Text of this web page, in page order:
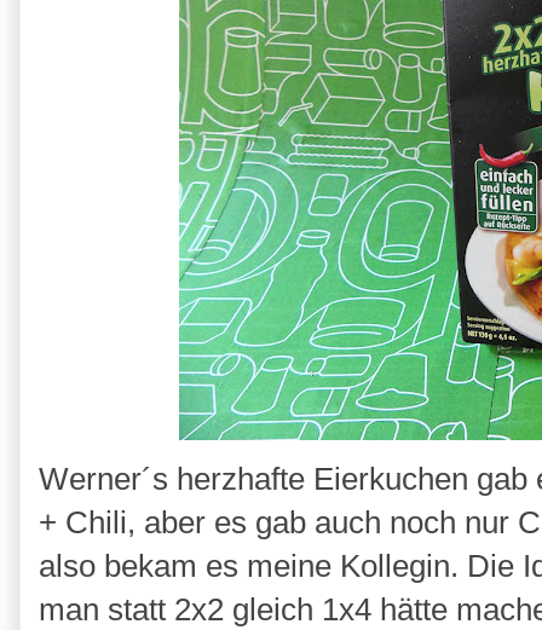
Werner´s herzhafte Eierkuchen
+ Chili, aber es gab auch noch nur
also bekam es meine Kollegin. Die
man statt 2x2 gleich 1x4 hätte